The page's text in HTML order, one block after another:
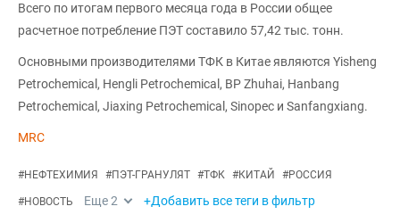
Всего по итогам первого месяца года в России общее
расчетное потребление ПЭТ составило 57,42 тыс. тонн.
Основными производителями ТФК в Китае являются Yisheng
Petrochemical, Hengli Petrochemical, BP Zhuhai, Hanbang
Petrochemical, Jiaxing Petrochemical, Sinopec и Sanfangxiang.
MRC
#НЕФТЕХИМИЯ #ПЭТ-ГРАНУЛЯТ #ТФК #КИТАЙ #РОССИЯ
#НОВОСТЬ Еще2 +Добавить все теги в фильтр